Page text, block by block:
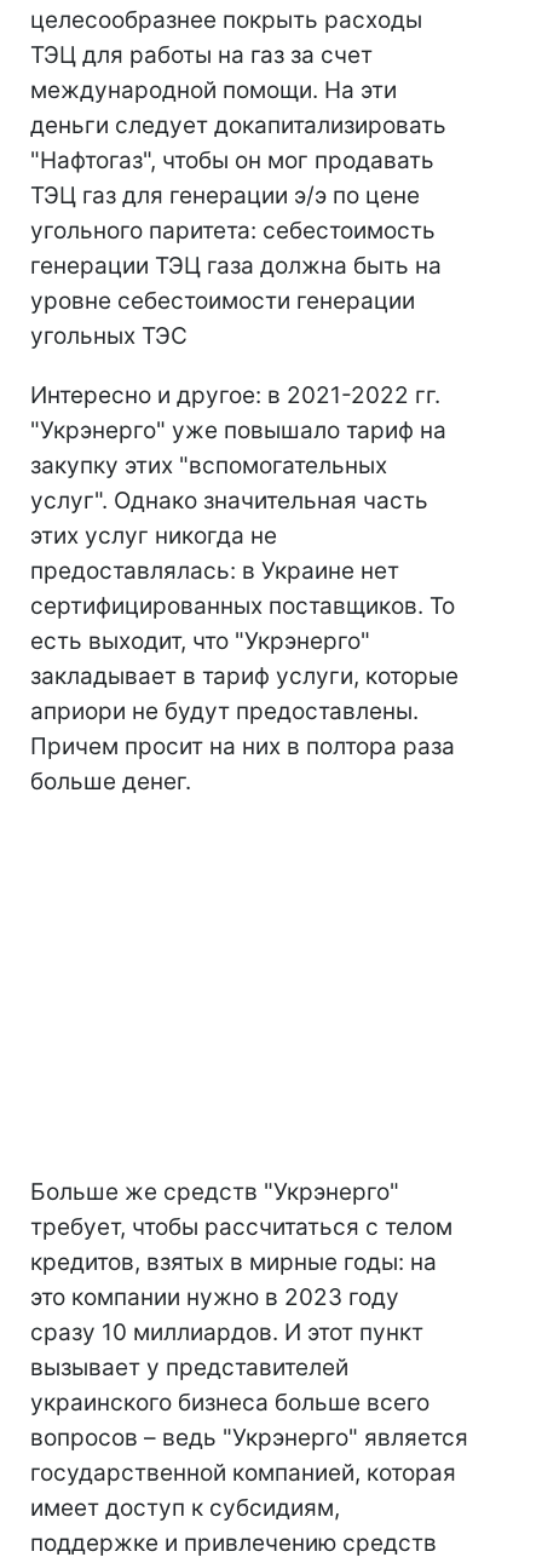
целесообразнее покрыть расходы
ТЭЦ для работы на газ за счет
международной помощи. На эти
деньги следует докапитализировать
"Нафтогаз", чтобы он мог продавать
ТЭЦ газ для генерации э/э по цене
угольного паритета: себестоимость
генерации ТЭЦ газа должна быть на
уровне себестоимости генерации
угольных ТЭС
Интересно и другое: в 2021-2022 гг.
"Укрэнерго" уже повышало тариф на
закупку этих "вспомогательных
услуг". Однако значительная часть
этих услуг никогда не
предоставлялась: в Украине нет
сертифицированных поставщиков. То
есть выходит, что "Укрэнерго"
закладывает в тариф услуги, которые
априори не будут предоставлены.
Причем просит на них в полтора раза
больше денег.
Больше же средств "Укрэнерго"
требует, чтобы рассчитаться с телом
кредитов, взятых в мирные годы: на
это компании нужно в 2023 году
сразу 10 миллиардов. И этот пункт
вызывает у представителей
украинского бизнеса больше всего
вопросов – ведь "Укрэнерго" является
государственной компанией, которая
имеет доступ к субсидиям,
поддержке и привлечению средств